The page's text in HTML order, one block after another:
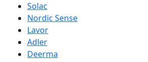
Solac
Nordic Sense
Lavor
Adler
Deerma